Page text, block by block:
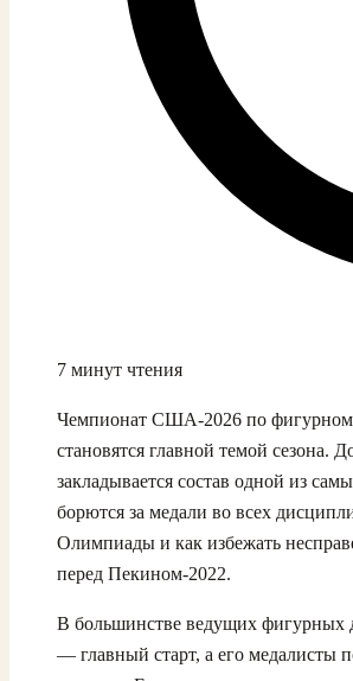
7 минут чтения
Чемпионат США-2026 по
становятся главной темой сезона.
закладывается состав одной из
борются за медали во всех
Олимпиады и как избежать
перед Пекином-2022.
В большинстве ведущих фигурных
— главный старт, а его медалисты